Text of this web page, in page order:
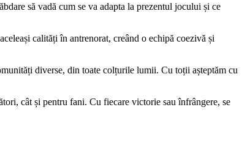
să vadă cum se va adapta la prezentul jocului și ce
calități în antrenorat, creând o echipă coezivă și
diverse, din toate colțurile lumii. Cu toții așteptăm cu
cât și pentru fani. Cu fiecare victorie sau înfrângere, se